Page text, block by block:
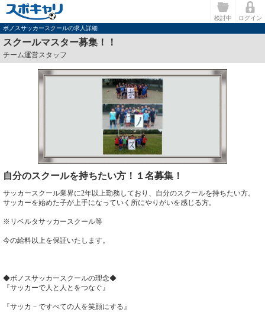
検討中
ログイン
ボノスサッカースクールの求人詳細
スクールマスター募集！！
チーム運営スタッフ
自分のスクールを持ちたい方！１名募集！
サッカースクール業界に2年以上勤務しており、自分のスクールを持ちたい方。
サッカーを始めた子が上手になっていく所にやりがいを感じる方。
※リベルタサッカースクール等
今の給料以上を保証いたします。
◆ボノスサッカースクールの理念◆
『サッカーで人と人とをつなぐ』
『サッカ－ですべての人を笑顔にする』